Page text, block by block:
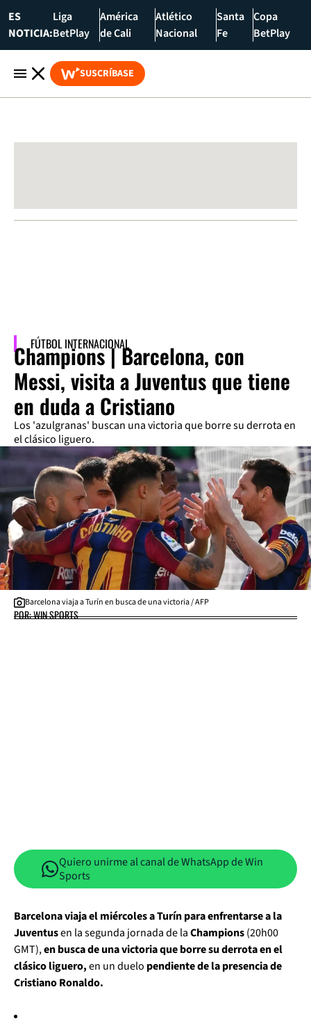
ES
NOTICIA:
Liga
BetPlay
América
de Cali
Atlético
Nacional
Santa
Fe
Copa
BetPlay
SUSCRÍBASE
FÚTBOL INTERNACIONAL
Champions | Barcelona, con
Messi, visita a Juventus que tiene
en duda a Cristiano
Los 'azulgranas' buscan una victoria que borre su derrota en
el clásico liguero.
Barcelona viaja a Turín en busca de una victoria / AFP
POR: WIN SPORTS
Quiero unirme al canal de WhatsApp de Win
Sports
Barcelona viaja el miércoles a Turín para enfrentarse a la
Juventusen la segunda jornada de laChampions(20h00
GMT),en busca de una victoria que borre su derrota en el
clásico liguero,en un duelo pendiente de la presencia de
Cristiano Ronaldo.